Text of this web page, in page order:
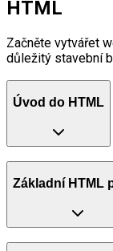
HTML
Začněte vytvářet
důležitý stavební
Úvod do HTML
Základní HTML